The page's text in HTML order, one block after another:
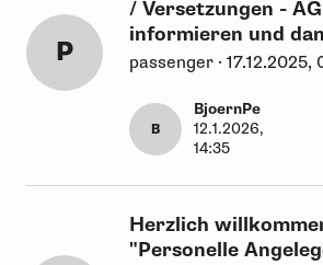
P
/ Versetzungen -
informieren und
passenger · 17.12.2025,
B
BjoernPe
12.1.2026,
14:35
Herzlich
"Personelle